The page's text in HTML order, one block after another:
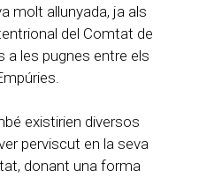
molt allunyada, ja als
del Comtat de
a les pugnes entre els
existirien diversos
perviscut en la seva
donant una forma